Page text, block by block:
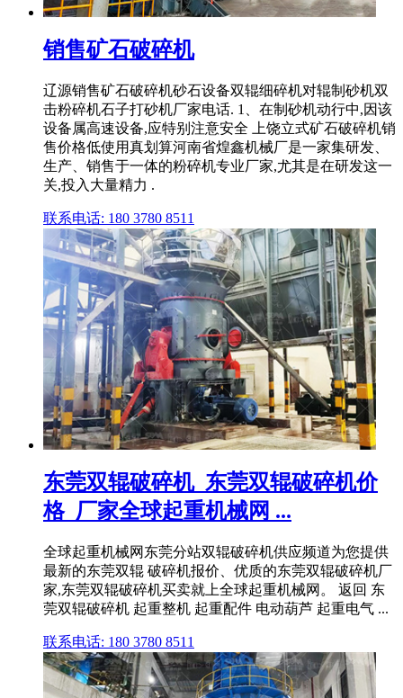
销售矿石破碎机
辽源销售矿石破碎机砂石设备双辊细碎机对辊制砂机双
击粉碎机石子打砂机厂家电话. 1、在制砂机动行中,因该
设备属高速设备,应特别注意安全 上饶立式矿石破碎机销
售价格低使用真划算河南省煌鑫机械厂是一家集研发、
生产、销售于一体的粉碎机专业厂家,尤其是在研发这一
关,投入大量精力 .
联系电话: 180 3780 8511
东莞双辊破碎机_东莞双辊破碎机价
格_厂家全球起重机械网 ...
全球起重机械网东莞分站双辊破碎机供应频道为您提供
最新的东莞双辊 破碎机报价、优质的东莞双辊破碎机厂
家,东莞双辊破碎机买卖就上全球起重机械网。 返回 东
莞双辊破碎机 起重整机 起重配件 电动葫芦 起重电气 ...
联系电话: 180 3780 8511